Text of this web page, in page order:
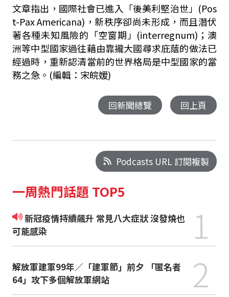
文章指出，國際社會已進入「後美利堅治世」(Pos
t-Pax Americana)，新秩序卻尚未形成，而且潛伏
著各種未知風險的「空窗期」(interregnum)；澳
洲等中型國家過往藉由靠攏大國尋求庇蔭的做法已
經過時，重新認清當前的世界格局是中型國家的當
務之急。(編輯：宋皖媛)
回新聞總覽 回上頁
Podcasts URL 訂閱複製
一周熱門話題 TOP5
新冠疫情持續飆升 常見八大症狀 沒發燒也
可能感染
1
解放軍建軍99年／「建軍節」前夕 「匿名者
64」攻下多個解放軍網站
2